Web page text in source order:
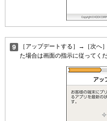
［アップデートする］→［次へ
た場合は画面の指示に従ってくだ